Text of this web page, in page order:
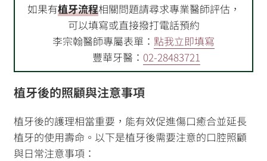
如果有植牙流程相關問題請尋求專業醫師評估，
可以填寫或直接撥打電話預約
李宗翰醫師專屬表單： 點我立即填寫
豐華牙醫： 02-28483721
植牙後的照顧與注意事項
植牙後的護理相當重要，能有效促進傷口癒合並延長
植牙的使用壽命。以下是植牙後需要注意的口腔照顧
與日常注意事項：